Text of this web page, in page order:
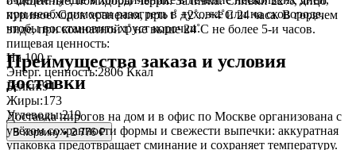
куриное. Срок хранения, при t˚ +2˚...+4˚С 24 часа. В горячем
виде, при комнатной t˚ не выше 24˚С не более 5-и часов.
пищевая ценность:
На 100 г
Энерг. ценность:2806 Ккал
Белки:94
Жиры:173
Углеводы:219
В корзину • 2 776 ₽
при необходимости разогреть в духовке или на сковороде,
чтобы восстановить хруст корочки.
Преимущества заказа и условия
доставки
Доставка пирогов на дом и в офис по Москве организована с
учётом сохранности формы и свежести выпечки: аккуратная
упаковка предотвращает сминание и сохраняет температуру.